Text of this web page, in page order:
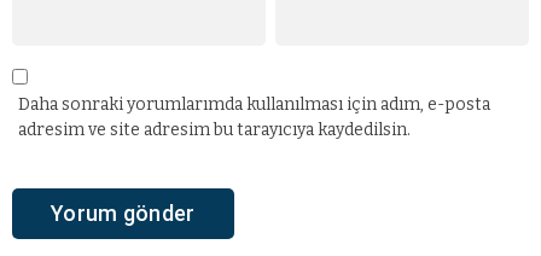
Daha sonraki yorumlarımda kullanılması için adım, e-posta
adresim ve site adresim bu tarayıcıya kaydedilsin.